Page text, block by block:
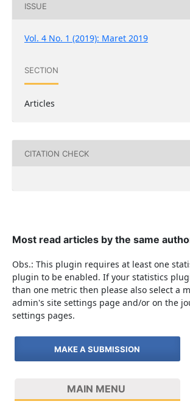
ISSUE
Vol. 4 No. 1 (2019): Maret 2019
SECTION
Articles
CITATION CHECK
Most read articles by the same
Obs.: This plugin requires at least one
plugin to be enabled. If your statistics
than one metric then please also select a
admin's site settings page and/or on the
settings pages.
MAKE A SUBMISSION
MAIN MENU